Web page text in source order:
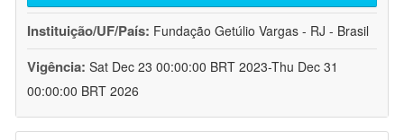
Instituição/UF/País: Fundação Getúlio Vargas - RJ - Brasil
Vigência: Sat Dec 23 00:00:00 BRT 2023-Thu Dec 31
00:00:00 BRT 2026